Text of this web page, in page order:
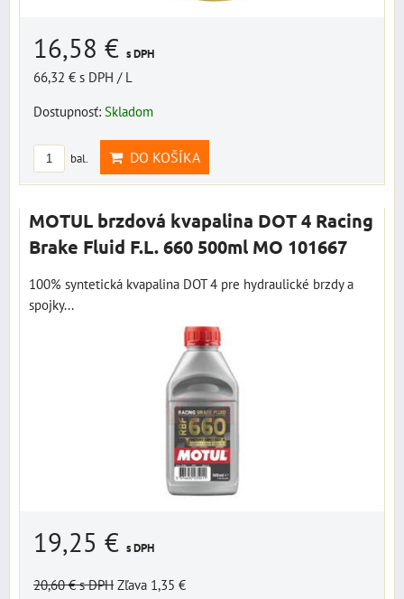
16,58 € s DPH
66,32 € s DPH / L
Dostupnosť: Skladom
bal. DO KOŠÍKA
MOTUL brzdová kvapalina DOT 4 Racing
Brake Fluid F.L. 660 500ml MO 101667
100% syntetická kvapalina DOT 4 pre hydraulické brzdy a
spojky...
19,25 € s DPH
20,60 €s DPH Zľava 1,35 €